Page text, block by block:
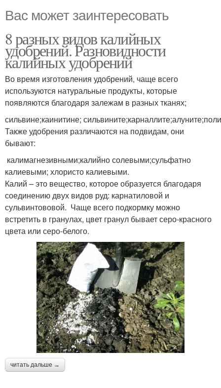
Вас может заинтересовать
8 разных видов калийных
удобрений. Разновидности
калийных удобрений
Во время изготовления удобрений, чаще всего
используются натуральные продукты, которые
появляются благодаря залежам в разных тканях;
сильвине;каинитине;
Также удобрения различаются на подвидам, они
бывают:
калимагнезивными;калийно солевыми;сульфатно
калиевыми; хлористо калиевыми.
Калий – это вещество, которое образуется благодаря
соединению двух видов руд: карнатиловой и
сульвинтововой. Чаще всего подкормку можно
встретить в гранулах, цвет гранул бывает серо-красного
цвета или серо-белого.
читать дальше →